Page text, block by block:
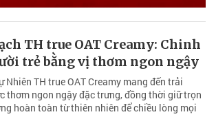
TH true OAT Creamy: Chinh
trẻ bằng vị thơm ngon ngậy
Nhiên TH true OAT Creamy mang đến trải
thơm ngon ngậy đặc trưng, đồng thời giữ trọn
hoàn toàn từ thiên nhiên để chiều lòng mọi